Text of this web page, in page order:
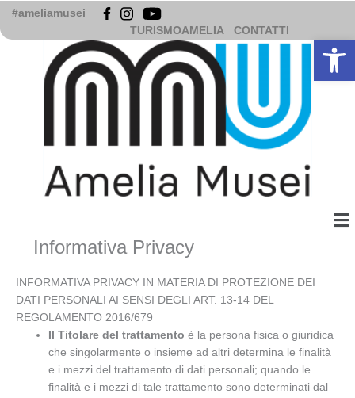
Vai
contenuto
#ameliamusei
TURISMOAMELIA
CONTATTI
Informativa Privacy
INFORMATIVA PRIVACY IN MATERIA DI PROTEZIONE DEI
DATI PERSONALI AI SENSI DEGLI ART. 13-14 DEL
REGOLAMENTO 2016/679
Il Titolare del trattamentoè la persona fisica o giuridica
che singolarmente o insieme ad altri determina le finalità
e i mezzi del trattamento di dati personali; quando le
finalità e i mezzi di tale trattamento sono determinati dal
Apri la